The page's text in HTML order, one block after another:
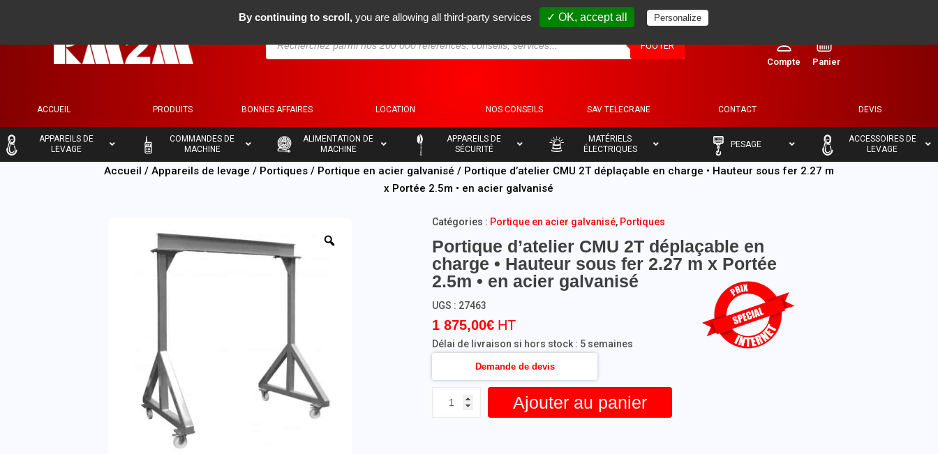
FOOTER
ACCUEIL
– PRODUITS
– BONNES AFFAIRES
– LOCATION
– NOS CONSEILS SAV TELECRANE
– CONTACT
– DEVIS
–
APPAREILS DE
LEVAGE
COMMANDES DE
MACHINE
ALIMENTATION DE
MACHINE
APPAREILS DE
SÉCURITÉ
MATÉRIELS
ÉLECTRIQUES
PESAGE
ACCESSOIRES DE
LEVAGE
Accueil / Appareils de levage / Portiques/ Portique en acier galvanisé / Portique d’atelier CMU 2T déplaçable en charge • Hauteur sous fer 2.27 m
x Portée 2.5m • en acier galvanisé
Portique d’atelier CMU 2T déplaçable en
charge • Hauteur sous fer 2.27 m x Portée
2.5m • en acier galvanisé
1 875,00€
Délai de livraison si hors stock : 5 semaines
Ajouter au panier
Demande de devis
UGS : 27463
Catégories : Portique en acier galvanisé, Portiques
By continuing to scroll, you are allowing all third-party services ✓ OK, accept all Personalize